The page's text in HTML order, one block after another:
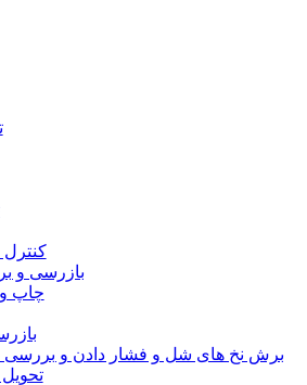
بازرسی و
چاپ
برش نخ های شل و فشار دادن و بررسی